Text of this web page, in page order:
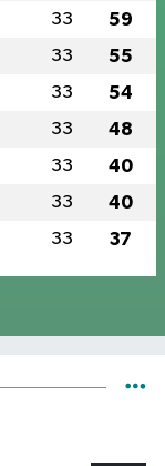
33 59
33 55
33 54
33 48
33 40
33 40
33 37